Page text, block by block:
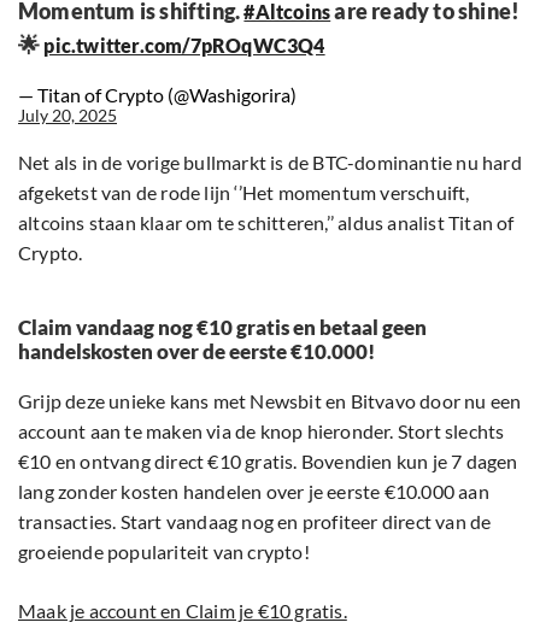
Momentum is shifting.#Altcoinsare ready to shine!
🌟 pic.twitter.com/7pROqWC3Q4
— Titan of Crypto (@Washigorira)
July 20, 2025
Net als in de vorige bullmarkt is de BTC-dominantie nu hard
afgeketst van de rode lijn ‘’Het momentum verschuift,
altcoins staan klaar om te schitteren,’’ aldus analist Titan of
Crypto.
Claim vandaag nog €10 gratis en betaal geen
handelskosten over de eerste €10.000!
Grijp deze unieke kans met Newsbit en Bitvavo door nu een
account aan te maken via de knop hieronder. Stort slechts
€10 en ontvang direct €10 gratis. Bovendien kun je 7 dagen
lang zonder kosten handelen over je eerste €10.000 aan
transacties. Start vandaag nog en profiteer direct van de
groeiende populariteit van crypto!
Maak je account en Claim je €10 gratis.